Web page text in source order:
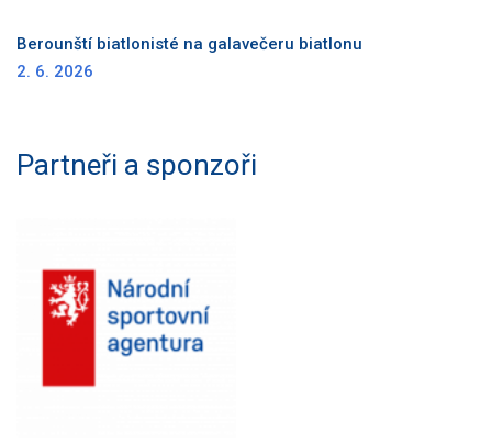
Berounští biatlonisté na galavečeru biatlonu
2. 6. 2026
Partneři a sponzoři